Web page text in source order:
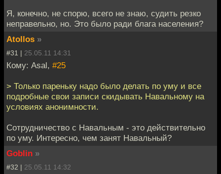
Я, конечно, не спорю, всего не знаю, судить резко
неправельно, но. Это было ради блага населения?
Atollos »
#31 | 25.05.11 14:31
Кому: Asal, #25
> Только пареньку надо было делать по уму и все
подробные свои записи скидывать Навальному на
условиях анонимности.
Сотрудничество с Навальным - это действительно
по уму. Интересно, чем занят Навальный?
Goblin »
#32 | 25.05.11 14:32